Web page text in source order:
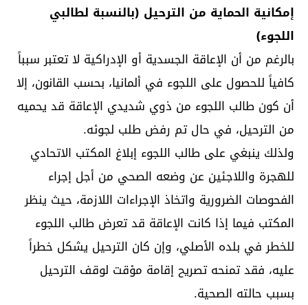
إمكانية الحماية من الترحيل (بالنسبة لطالبي
اللجوء)
بالرغم من أن الإعاقة الجسدية أو الإدراكية لا تعتبر سبباً
كافياً للحصول على اللجوء في ألمانيا، بحسب القانون، إلا
أن كون طالب اللجوء من ذوي شديدي الإعاقة قد يحميه
من الترحيل، في حال تم رفض طلب لجوئه.
ولذلك ينبغي على طالب اللجوء إبلاغ المكتب الاتحادي
للهجرة واللاجئين عن وضعه الصحي من أجل إجراء
الفحوصات الضرورية واتخاذ الإجراءات اللازمة، حيث ينظر
المكتب فيما إذا كانت الإعاقة قد تعرض طالب اللجوء
للخطر في بلده الأصلي، وإن كان الترحيل يشكل خطراً
عليه، فقد تمنحه تصريح إقامة مؤقت لوقف الترحيل
بسبب حالته الصحية.